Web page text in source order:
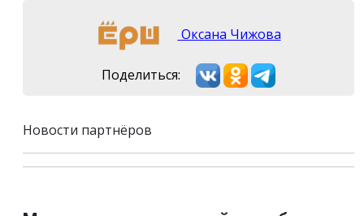
Оксана Чижова
Поделиться:
Новости партнёров